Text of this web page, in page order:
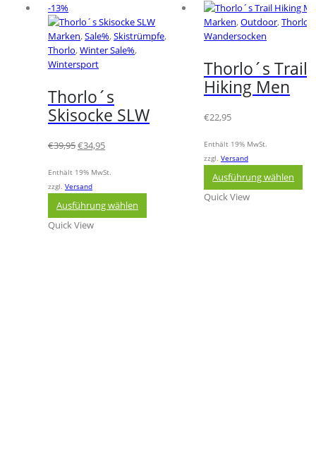
-13%
Marken,Sale%,Skistrümpfe,
Thorlo,Winter Sale%,
Wintersport
Thorlo´s
Skisocke SLW
€39,95Ursprünglicher
war:
€39,95
€34,95Aktueller
ist:
Enthält 19% MwSt.
zzgl. Versand
Ausführung wählen
Quick View
Marken,Outdoor,Thorlo
Wandersocken
Thorlo´s Trail
Hiking Men
€22,95
Enthält 19% MwSt.
zzgl. Versand
Ausführung wählen
Quick View